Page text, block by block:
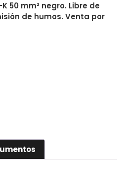
50 mm² negro. Libre de
de humos. Venta por